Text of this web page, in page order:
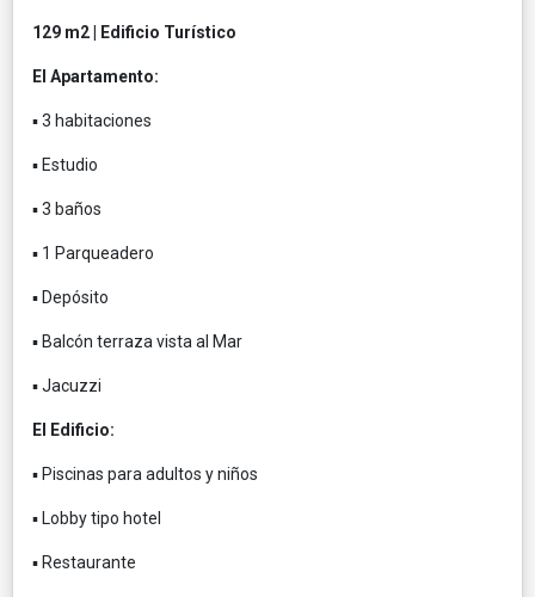
129 m2 | Edificio Turístico
El Apartamento:
▪️ 3 habitaciones
▪️ Estudio
▪️ 3 baños
▪️ 1 Parqueadero
▪️ Depósito
▪️ Balcón terraza vista al Mar
▪️ Jacuzzi
El Edificio:
▪️ Piscinas para adultos y niños
▪️ Lobby tipo hotel
▪️ Restaurante